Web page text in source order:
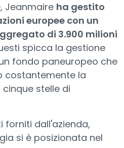
Jeanmaire ha gestito
europee con un
di 3.900 milioni
spicca la gestione
fondo paneuropeo che
costantemente la
stelle di
forniti dall'azienda,
si è posizionata nel